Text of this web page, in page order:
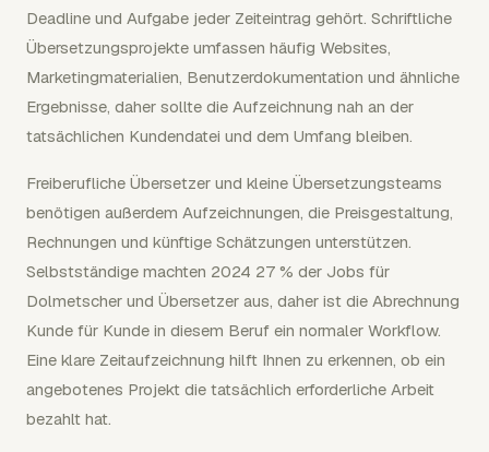
Deadline und Aufgabe jeder Zeiteintrag gehört. Schriftliche
Übersetzungsprojekte umfassen häufig Websites,
Marketingmaterialien, Benutzerdokumentation und ähnliche
Ergebnisse, daher sollte die Aufzeichnung nah an der
tatsächlichen Kundendatei und dem Umfang bleiben.
Freiberufliche Übersetzer und kleine Übersetzungsteams
benötigen außerdem Aufzeichnungen, die Preisgestaltung,
Rechnungen und künftige Schätzungen unterstützen.
Selbstständige machten 2024 27 % der Jobs für
Dolmetscher und Übersetzer aus, daher ist die Abrechnung
Kunde für Kunde in diesem Beruf ein normaler Workflow.
Eine klare Zeitaufzeichnung hilft Ihnen zu erkennen, ob ein
angebotenes Projekt die tatsächlich erforderliche Arbeit
bezahlt hat.